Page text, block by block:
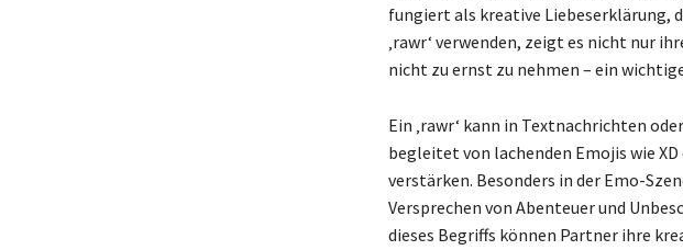
fungiert als kreative Liebeserklärung,
‚rawr‘ verwenden, zeigt es nicht nur
nicht zu ernst zu nehmen – ein
Ein ‚rawr‘ kann in Textnachrichten
begleitet von lachenden Emojis wie
verstärken. Besonders in der Emo-
Versprechen von Abenteuer und
dieses Begriffs können Partner ihre